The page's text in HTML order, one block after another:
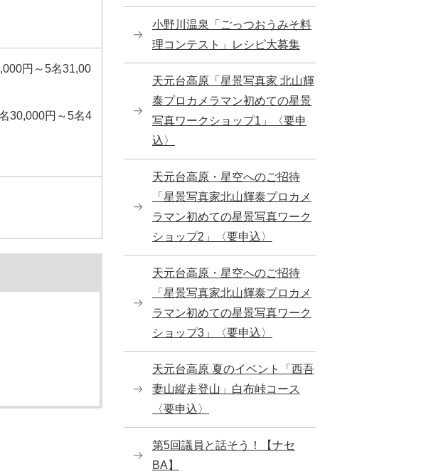
円～5名31,00
30,000円～5名4
小野川温泉「ごっつおうみそ料
理コンテスト」レシピ大募集
天元台高原「星景写真家 北山輝
泰プロカメラマン初めての星景
写真ワークショップ1」〈要申
込〉
天元台高原・星空へのご招待
「星景写真家北山輝泰プロカメ
ラマン初めての星景写真ワーク
ショップ2」〈要申込〉
天元台高原・星空へのご招待
「星景写真家北山輝泰プロカメ
ラマン初めての星景写真ワーク
ショップ3」〈要申込〉
天元台高原 夏のイベント「西吾
妻山縦走登山」白布峠コース
〈要申込〉
第5回議員と話そう！【ナセ
BA】